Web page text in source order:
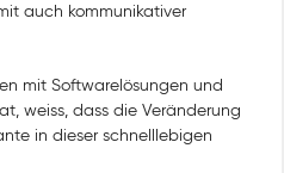
auch kommunikativer
mit Softwarelösungen und
weiss, dass die Veränderung
in dieser schnelllebigen